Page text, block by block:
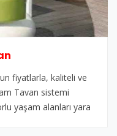
fiyatlarla, kaliteli ve
Tavan sistemi
yaşam alanları yara